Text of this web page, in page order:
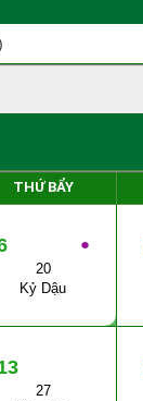
THỨ BẨY
●
20
Kỷ Dậu
27